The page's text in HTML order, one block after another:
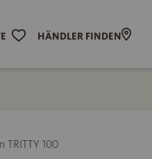
HÄNDLER FINDEN
TRITTY 100